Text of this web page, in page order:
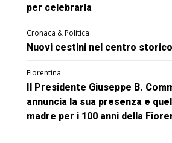
per celebrarla
Cronaca & Politica
Nuovi cestini nel centro
Fiorentina
Il Presidente Giuseppe B.
annuncia la sua presenza e
madre per i 100 anni della